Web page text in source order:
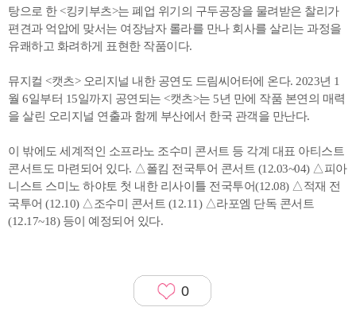
탕으로 한 <킹키부츠>는 폐업 위기의 구두공장을 물려받은 찰리가
편견과 억압에 맞서는 여장남자 롤라를 만나 회사를 살리는 과정을
유쾌하고 화려하게 표현한 작품이다.
뮤지컬 <캣츠> 오리지널 내한 공연도 드림씨어터에 온다. 2023년 1
월 6일부터 15일까지 공연되는 <캣츠>는 5년 만에 작품 본연의 매력
을 살린 오리지널 연출과 함께 부산에서 한국 관객을 만난다.
이 밖에도 세계적인 소프라노 조수미 콘서트 등 각계 대표 아티스트
콘서트도 마련되어 있다. △폴킴 전국투어 콘서트 (12.03~04) △피아
니스트 스미노 하야토 첫 내한 리사이틀 전국투어(12.08) △적재 전
국투어 (12.10) △조수미 콘서트 (12.11) △라포엠 단독 콘서트
(12.17~18) 등이 예정되어 있다.
0